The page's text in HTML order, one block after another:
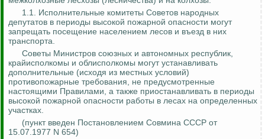
1.1. Исполнительные комитеты Советов народных
депутатов в периоды высокой пожарной опасности могут
запрещать посещение населением лесов и въезд в них
транспорта.
Советы Министров союзных и автономных республик,
крайисполкомы и облисполкомы могут устанавливать
дополнительные (исходя из местных условий)
противопожарные требования, не предусмотренные
настоящими Правилами, а также приостанавливать в периоды
высокой пожарной опасности работы в лесах на определенных
участках.
(пункт введен Постановлением Совмина СССР от
15.07.1977 N 654)